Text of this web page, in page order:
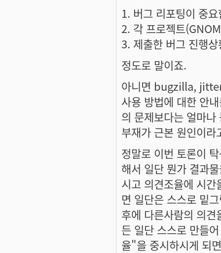
1. 버그 리포팅이 중
2. 각 프로젝트
3. 제출한 버그 진행
정도로 말이죠.
아니면 bugzilla,
사용 방법에 대한 안
의 문제보다는 얼마
부재가 근본 원인이라
정말로 이번 토론이
해서 일단 뭔가 결과
시고 의견조율에 시
면 일단은 스스로 밑
후에 다른사람의 의
든 일단 스스로 만들
율"을 중시하시게 되